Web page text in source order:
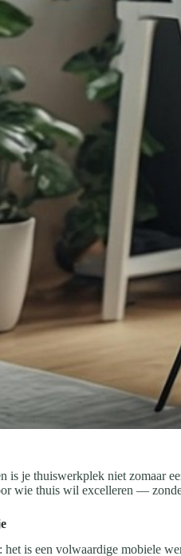
je thuiswerkplek niet zomaar
wie thuis wil excelleren —
is een volwaardige mobiele